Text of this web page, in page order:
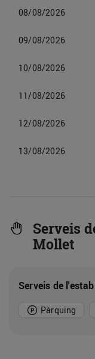
08/08/2026
09/08/2026
10/08/2026
11/08/2026
12/08/2026
13/08/2026
Serveis
Mollet
Serveis de
Pàrquing